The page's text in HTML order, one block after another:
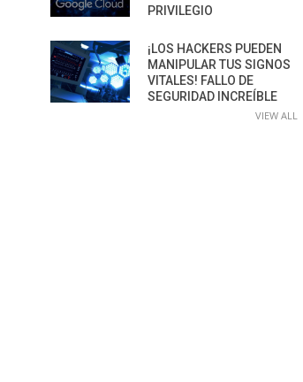
PRIVILEGIO
¡LOS HACKERS PUEDEN
MANIPULAR TUS SIGNOS
VITALES! FALLO DE
SEGURIDAD INCREÍBLE
VIEW ALL